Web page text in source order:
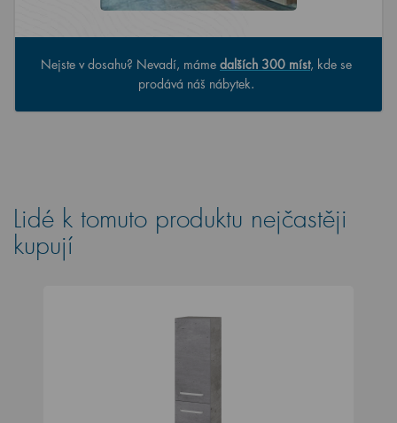
Nejste v dosahu? Nevadí, máme dalších 300 míst, kde se
prodává náš nábytek.
Lidé k tomuto produktu nejčastěji
kupují